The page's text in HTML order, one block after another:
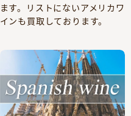
ます。リストにないアメリカワ
インも買取しております。